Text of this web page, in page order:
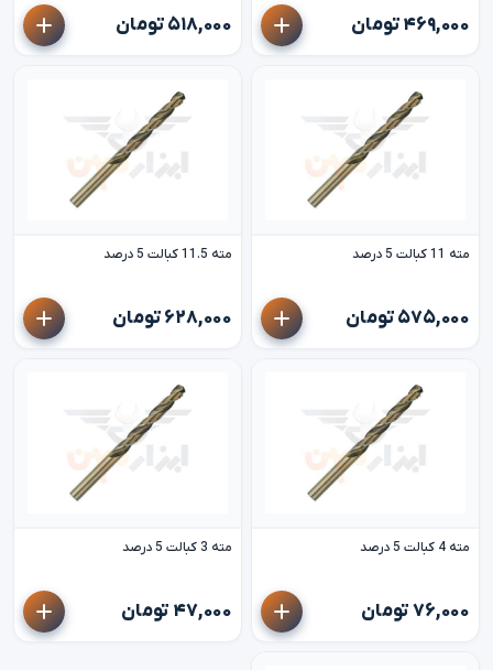
۴۶۹,۰۰۰ تومان ۵۱۸,۰۰۰ تومان
مته 11 کبالت 5 درصد
۵۷۵,۰۰۰ تومان
مته 11.5 کبالت 5 درصد
۶۲۸,۰۰۰ تومان
مته 4 کبالت 5 درصد
۷۶,۰۰۰ تومان
مته 3 کبالت 5 درصد
۴۷,۰۰۰ تومان